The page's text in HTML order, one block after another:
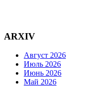
ARXIV
Август 2026
Июль 2026
Июнь 2026
Май 2026